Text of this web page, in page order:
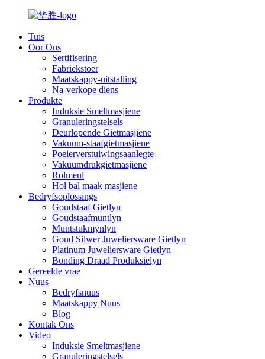
Tuis
Oor Ons
Sertifisering
Fabriekstoer
Maatskappy-uitstalling
Na-verkope diens
Produkte
Induksie Smeltmasjiene
Granuleringstelsels
Deurlopende Gietmasjiene
Vakuum-staafgietmasjiene
Poeierverstuiwingsaanlegte
Vakuumdrukgietmasjiene
Rolmeul
Hol bal maak masjiene
Bedryfsoplossings
Goudstaaf Gietlyn
Goudstaafmuntlyn
Muntstukmynlyn
Goud Silwer Juweliersware Gietlyn
Platinum Juweliersware Gietlyn
Bonding Draad Produksielyn
Gereelde vrae
Nuus
Bedryfsnuus
Maatskappy Nuus
Blog
Kontak Ons
Video
Induksie Smeltmasjiene
Granuleringstelsels